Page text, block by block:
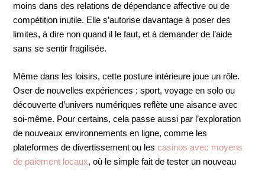
moins dans des relations de dépendance affective ou de
compétition inutile. Elle s’autorise davantage à poser des
limites, à dire non quand il le faut, et à demander de l’aide
sans se sentir fragilisée.
Même dans les loisirs, cette posture intérieure joue un rôle.
Oser de nouvelles expériences : sport, voyage en solo ou
découverte d’univers numériques reflète une aisance avec
soi-même. Pour certains, cela passe aussi par l’exploration
de nouveaux environnements en ligne, comme les
plateformes de divertissement ou lescasinos avec moyens
de paiement locaux, où le simple fait de tester un nouveau